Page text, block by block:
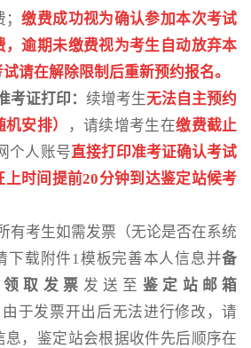
；缴费成功视为确认参加本次考试
，逾期未缴费视为考生自动放弃本
试请在解除限制后重新预约报名。
考证打印 ：续增考生无法自主预约
安排）
，请续增考生在缴费截止
个人账号直接打印准考证确认考试
上时间 提前20分钟到达鉴定站候考
有考生如需发票（无论是否在系统
下载附件1模板完善本人信息并备
取发票 发送至 鉴定站邮箱
于发票开出后无法进行修改，请
息，鉴定站会根据收件先后顺序在